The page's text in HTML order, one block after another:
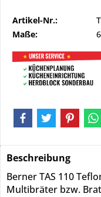
Artikel-Nr.:
Maße:
Beschreibung
Berner TAS 110
Multibräter bzw.